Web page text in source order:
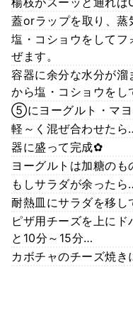
蓋orラップを取り、
塩・コショウをしてフ
ぜます。
容器に余分な水分が溜
から塩・コショウをし
⑤にヨーグルト・マ
軽～く混ぜ合わせたら
器に盛って完成✿
ヨーグルトは加糖のも
もしサラダが余った
耐熱皿にサラダを移し
ピザ用チーズを上に
と10分～15分…
カボチャのチーズ焼